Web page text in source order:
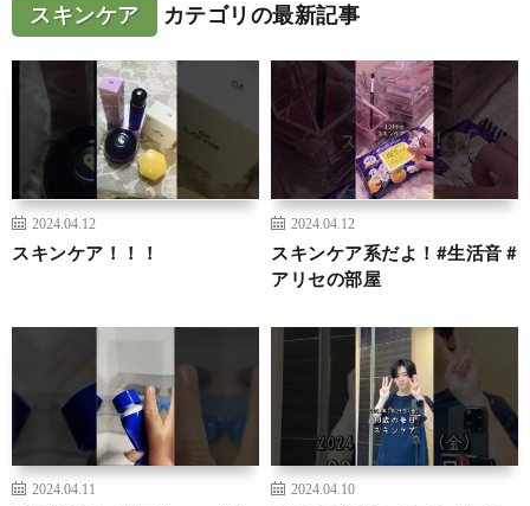
スキンケア カテゴリの最新記事
2024.04.12
スキンケア！！！
2024.04.12
スキンケア系だよ！#生活音 #
アリセの部屋
2024.04.11 2024.04.10